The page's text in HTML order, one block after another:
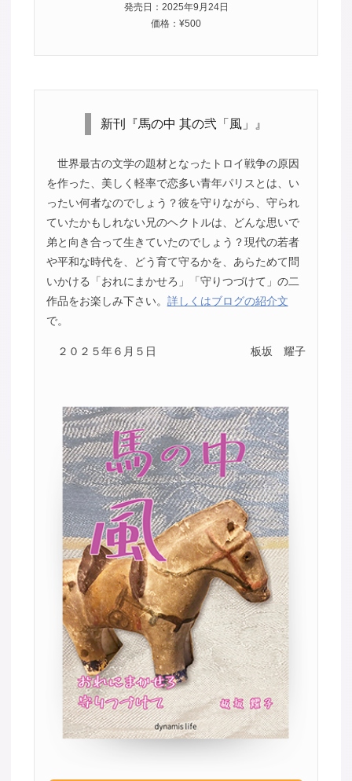
発売日：2025年9月24日
価格：¥500
新刊『馬の中 其の弐「風」』
世界最古の文学の題材となったトロイ戦争の原因
を作った、美しく軽率で恋多い青年パリスとは、い
ったい何者なのでしょう？彼を守りながら、守られ
ていたかもしれない兄のヘクトルは、どんな思いで
弟と向き合って生きていたのでしょう？現代の若者
や平和な時代を、どう育て守るかを、あらためて問
いかける「おれにまかせろ」「守りつづけて」の二
作品をお楽しみ下さい。 詳しくはブログの紹介文
で。
２０２５年６月５日 板坂 耀子